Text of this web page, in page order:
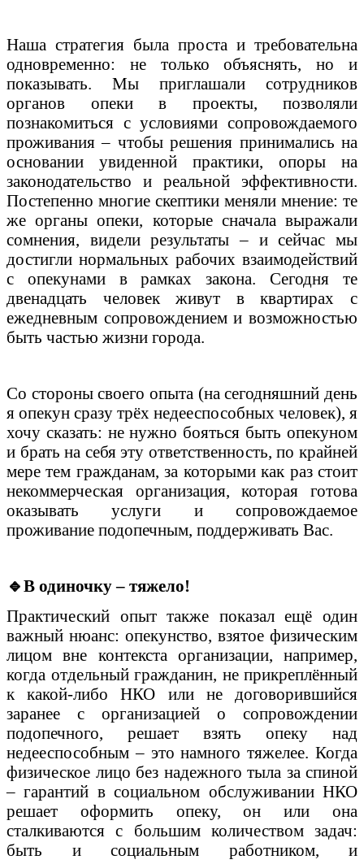
Наша стратегия была проста и требовательна
одновременно: не только объяснять, но и
показывать. Мы приглашали сотрудников
органов опеки в проекты, позволяли
познакомиться с условиями сопровождаемого
проживания – чтобы решения принимались на
основании увиденной практики, опоры на
законодательство и реальной эффективности.
Постепенно многие скептики меняли мнение: те
же органы опеки, которые сначала выражали
сомнения, видели результаты – и сейчас мы
достигли нормальных рабочих взаимодействий
с опекунами в рамках закона. Сегодня те
двенадцать человек живут в квартирах с
ежедневным сопровождением и возможностью
быть частью жизни города.
Со стороны своего опыта (на сегодняшний день
я опекун сразу трёх недееспособных человек), я
хочу сказать: не нужно бояться быть опекуном
и брать на себя эту ответственность, по крайней
мере тем гражданам, за которыми как раз стоит
некоммерческая организация, которая готова
оказывать услуги и сопровождаемое
проживание подопечным, поддерживать Вас.
🔹В одиночку – тяжело!
Практический опыт также показал ещё один
важный нюанс: опекунство, взятое физическим
лицом вне контекста организации, например,
когда отдельный гражданин, не прикреплённый
к какой-либо НКО или не договорившийся
заранее с организацией о сопровождении
подопечного, решает взять опеку над
недееспособным – это намного тяжелее. Когда
физическое лицо без надежного тыла за спиной
– гарантий в социальном обслуживании НКО
решает оформить опеку, он или она
сталкиваются с большим количеством задач:
быть и социальным работником, и